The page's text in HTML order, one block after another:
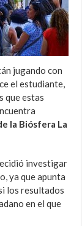
jugando con
el estudiante,
que estas
la Biósfera La
investigar
ya que apunta
los resultados
en el que